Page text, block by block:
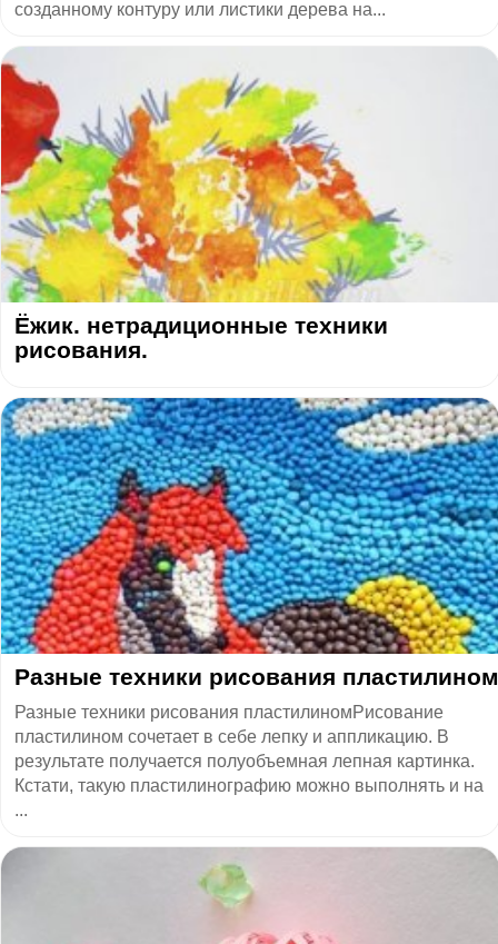
созданному контуру или листики дерева на...
Ёжик. нетрадиционные техники
рисования.
Разные техники рисования пластилином
Разные техники рисования пластилиномРисование
пластилином сочетает в себе лепку и аппликацию. В
результате получается полуобъемная лепная картинка.
Кстати, такую пластилинографию можно выполнять и на
...